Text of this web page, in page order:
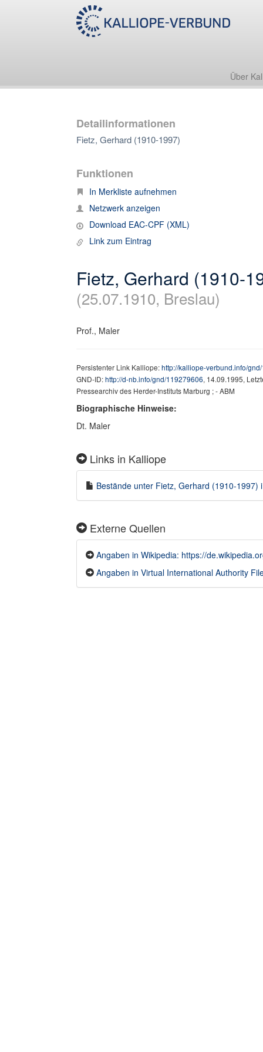
Über
Detailinformationen
Fietz, Gerhard (1910-1997)
Funktionen
In Merkliste aufnehmen
Netzwerk anzeigen
Download EAC-CPF (XML)
Link zum Eintrag
Fietz, Gerhard (1910-
(25.07.1910, Breslau)
Prof., Maler
Persistenter Link Kalliope:http://kalliope-verbund.info/
GND-ID:http://d-nb.info/gnd/119279606, 14.09.1995,
Pressearchiv des Herder-Instituts Marburg ; - ABM
Biographische Hinweise:
Dt. Maler
Links in Kalliope
Bestände unter Fietz, Gerhard (1910-1997)
Externe Quellen
Angaben in Wikipedia: https://
Angaben in Virtual International Authority